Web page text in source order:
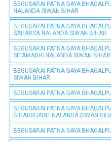
BEGUSARAI PATNA GAYA
NALANDA SIWAN BIHAR
BEGUSARAI PATNA GAYA
SAHARSA NALANDA SIWAN BIHAR
BEGUSARAI PATNA GAYA
SITAMADHI NALANDA SIWAN BIHAR
BEGUSARAI PATNA GAYA
SIWAN BIHAR
BEGUSARAI PATNA GAYA
BEGUSARAI PATNA GAYA
BIHARSHARIF NALANDA SIWAN
BEGUSARAI PATNA GAYA